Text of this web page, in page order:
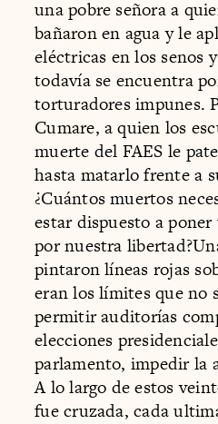
una pobre señora a
bañaron en agua y le
eléctricas en los senos
todavía se encuentra
torturadores impunes.
Cumare, a quien los
muerte del FAES le
hasta matarlo frente a
¿Cuántos muertos
estar dispuesto a
por nuestra
pintaron líneas rojas
eran los límites que no
permitir auditorías
elecciones
parlamento, impedir la
A lo largo de estos
fue cruzada, cada